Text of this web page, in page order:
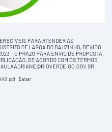
PARA ATENDER AS
DE LAGOA DO BAUZINHO, DEVIDO
– O PRAZO PARA ENVIO DE PROPOSTA
DE ACORDO COM OS TERMOS
Baixar